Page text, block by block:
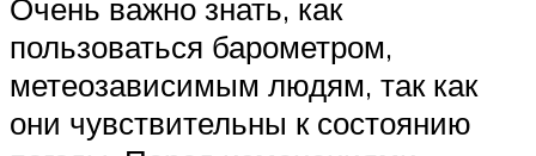
Очень важно знать, как
пользоваться барометром,
метеозависимым людям, так как
они чувствительны к состоянию